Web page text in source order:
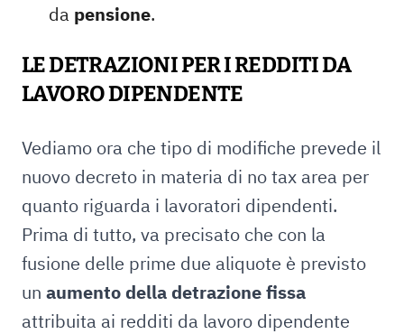
da pensione.
LE DETRAZIONI PER I REDDITI DA
LAVORO DIPENDENTE
Vediamo ora che tipo di modifiche prevede il
nuovo decreto in materia di no tax area per
quanto riguarda i lavoratori dipendenti.
Prima di tutto, va precisato che con la
fusione delle prime due aliquote è previsto
un aumento della detrazione fissa
attribuita ai redditi da lavoro dipendente